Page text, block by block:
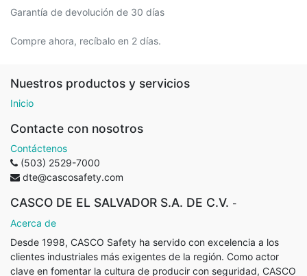
Garantía de devolución de 30 días
Compre ahora, recíbalo en 2 días.
Nuestros productos y servicios
Inicio
Contacte con nosotros
Contáctenos
(503) 2529-7000
dte@cascosafety.com
CASCO DE EL SALVADOR S.A. DE C.V. -
Acerca de
Desde 1998, CASCO Safety ha servido con excelencia a los
clientes industriales más exigentes de la región. Como actor
clave en fomentar la cultura de producir con seguridad, CASCO